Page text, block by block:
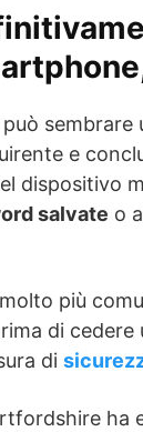
sembrare
e
dispositivo
salvate o
più
di cedere
di
ha